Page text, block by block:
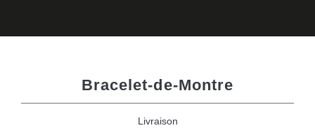
Bracelet-de-Montre
Livraison